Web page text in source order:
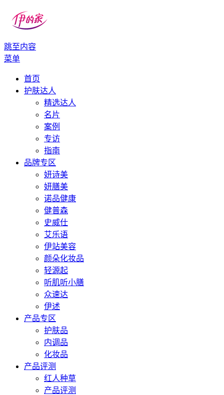
伊的家
伊的家护肤社区官网
跳至内容
菜单
首页
护肤达人
精选达人
名片
案例
专访
指南
品牌专区
妍诗美
妍膳美
诺品健康
健普森
史威仕
艾乐语
伊站美容
颜朵化妆品
轻源起
听肌听小膳
众速达
伊述
产品专区
护肤品
内调品
化妆品
产品评测
红人种草
产品评测